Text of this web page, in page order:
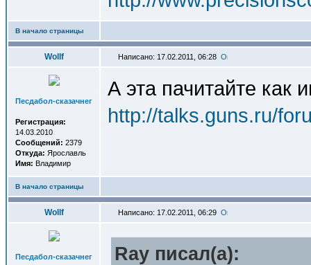
В начало страницы
Wollf Написано: 17.02.2011, 06:28
Песдабол-сказачнег
Регистрация:
14.03.2010
Сообщений: 2379
Откуда: Ярославль
Имя: Владимир
А эта пачитайте как
http://talks.guns.ru/
В начало страницы
Wollf Написано: 17.02.2011, 06:29
Песдабол-сказачнег Ray писал(a):